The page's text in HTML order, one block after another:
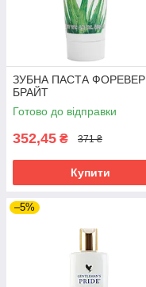
ЗУБНА ПАСТА ФОРЕВЕР
БРАЙТ
Готово до відправки
352,45 ₴ 371 ₴
Купити
–5%